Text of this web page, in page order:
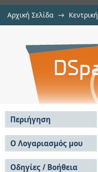
Αρχική Σελίδα →
JET ENGINE
ANALYSIS
Περιήγηση
Σε όλο το DSpace
Κοινότητες & Συλλογές
Ανά Ημερομηνία
Ο Λογαριασμός μου
Σύνδεση
Εγγραφή
Οδηγίες / Βοήθεια